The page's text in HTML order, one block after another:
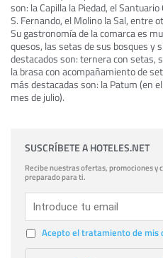
son: la Capilla la Piedad, el
S. Fernando, el Molino la Sal, entre
Su gastronomía de la comarca es
quesos, las setas de sus bosques y
destacados son: ternera con setas,
la brasa con acompañamiento de
más destacadas son: la Patum (en
mes de julio).
SUSCRÍBETE A HOTELES.NET
Recibe nuestras ofertas, promociones y
preparado para ti.
Acepto el tratamiento de